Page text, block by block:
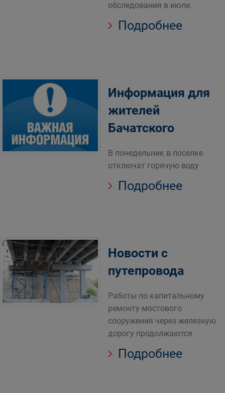
обследования в июле.
Подробнее
Информация для
жителей
Бачатского
В понедельник в поселке
отключат горячую воду
Подробнее
Новости с
путепровода
Работы по капитальному
ремонту мостового
сооружения через железную
дорогу продолжаются
Подробнее